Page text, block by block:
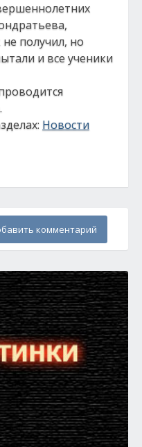
получил, но
и все ученики
Новости
комментарий